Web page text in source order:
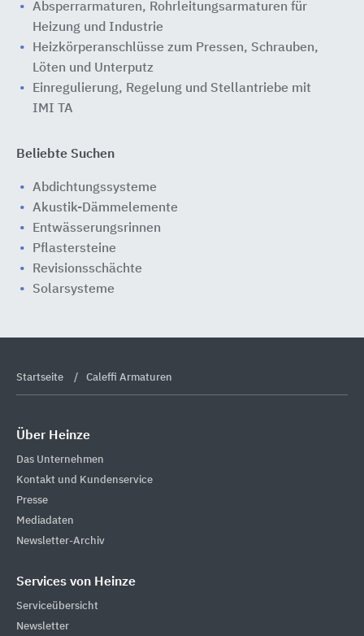
Absperrarmaturen, Rohrleitungsarmaturen für
Heizung und Industrie
Heizkörperanschlüsse zum Pressen, Schrauben,
Löten und Unterputz
Einregulierung, Regelung und Stellantriebe mit
IMI TA
Beliebte Suchen
Abdichtungssysteme
Akustik-Dämmelemente
Entwässerungsrinnen
Pflastersteine
Revisionsschächte
Solarsysteme
Startseite Caleffi Armaturen
Über Heinze
Das Unternehmen
Kontakt und Kundenservice
Presse
Mediadaten
Newsletter-Archiv
Services von Heinze
Serviceübersicht
Newsletter